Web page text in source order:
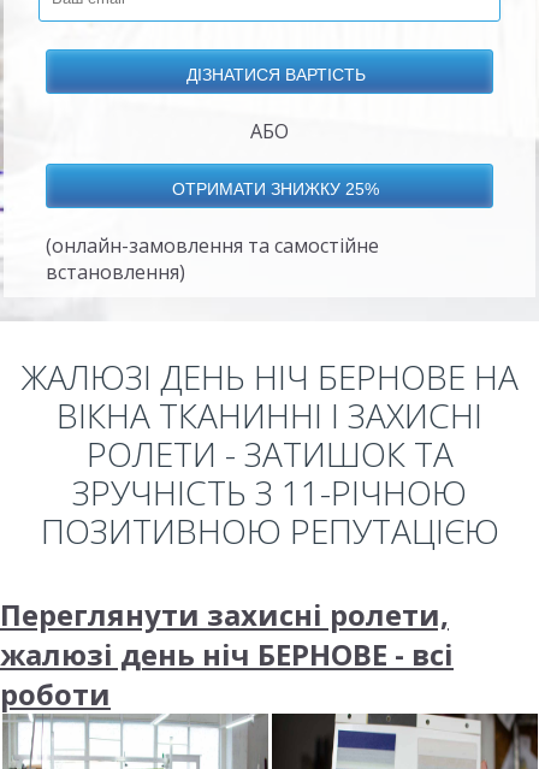
АБО
(онлайн-замовлення та самостійне
встановлення)
ЖАЛЮЗІ ДЕНЬ НІЧ БЕРНОВЕ НА
ВІКНА ТКАНИННІ І ЗАХИСНІ
РОЛЕТИ - ЗАТИШОК ТА
ЗРУЧНІСТЬ З 11-РІЧНОЮ
ПОЗИТИВНОЮ РЕПУТАЦІЄЮ
Переглянути захисні ролети,
жалюзі день ніч БЕРНОВЕ - всі
роботи